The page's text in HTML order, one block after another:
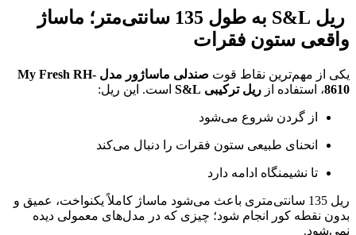
ریل S&L به طول 135 سانتی‌متر؛ ماساژ
واقعی ستون فقرات
یکی از مهم‌ترین نقاط قوت
صندلی ماساژور مدل My Fresh RH-
8610، استفاده از ریل ترکیبی S&L است. این ریل:
از گردن شروع می‌شود
انحنای طبیعی ستون فقرات را دنبال می‌کند
تا نشیمنگاه ادامه دارد
ریل 135 سانتی‌متری باعث می‌شود ماساژ کاملاً یکنواخت، عمیق و
بدون نقطه کور انجام شود؛ چیزی که در مدل‌های معمولی دیده
نمی‌شود.